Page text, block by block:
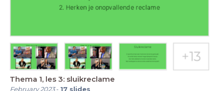
Thema 1, les 3: sluikreclame
February 2023- 17 slides